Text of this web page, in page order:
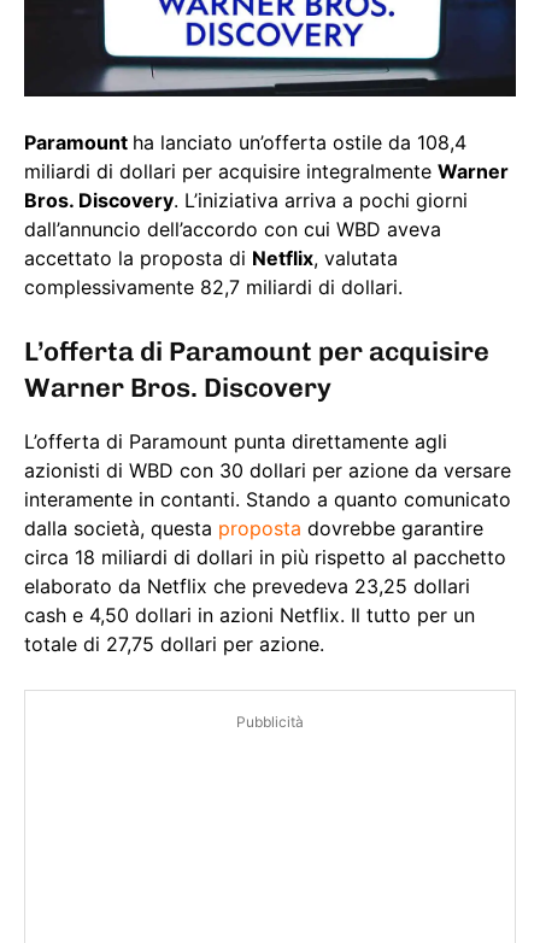
Paramount ha lanciato un’offerta ostile da 108,4
miliardi di dollari per acquisire integralmente Warner
Bros. Discovery. L’iniziativa arriva a pochi giorni
dall’annuncio dell’accordo con cui WBD aveva
accettato la proposta di Netflix, valutata
complessivamente 82,7 miliardi di dollari.
L’offerta di Paramount per acquisire
Warner Bros. Discovery
L’offerta di Paramount punta direttamente agli
azionisti di WBD con 30 dollari per azione da versare
interamente in contanti. Stando a quanto comunicato
dalla società, questa proposta dovrebbe garantire
circa 18 miliardi di dollari in più rispetto al pacchetto
elaborato da Netflix che prevedeva 23,25 dollari
cash e 4,50 dollari in azioni Netflix. Il tutto per un
totale di 27,75 dollari per azione.
Pubblicità